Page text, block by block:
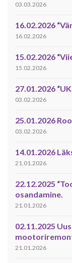
03.03.2026
16.02.2026
16.02.2026
15.02.2026
15.02.2026
27.01.2026
03.02.2026
25.01.2026
03.02.2026
14.01.2026
21.01.2026
22.12.2025
osandamine.
21.01.2026
02.11.2025
21.01.2026